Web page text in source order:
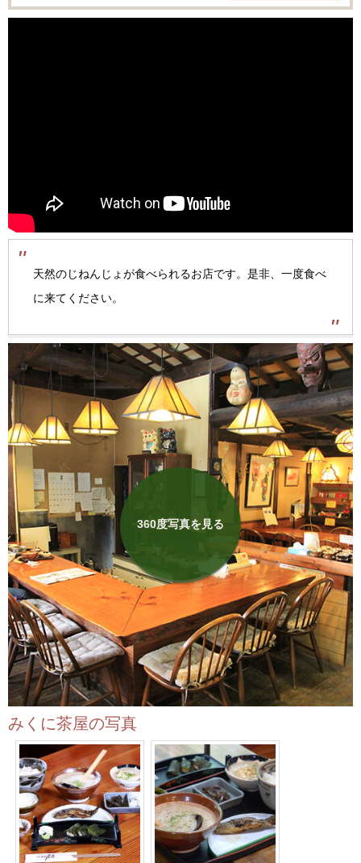
天然のじねんじょが食べられるお店です。是非、一度食べ
に来てください。
みくに茶屋の写真